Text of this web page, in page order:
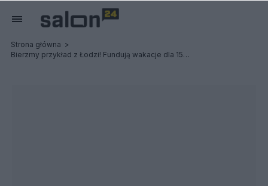
Strona główna
Bierzmy przykład z Łodzi! Fundują wakacje dla 150 osób.